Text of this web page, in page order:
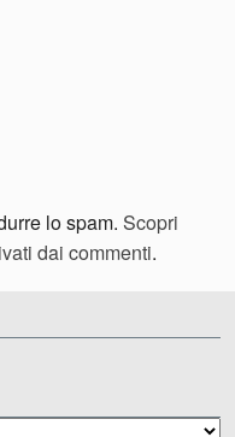
lo spam. Scopri
dai commenti.